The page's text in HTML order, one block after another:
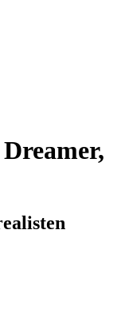
Dreamer,